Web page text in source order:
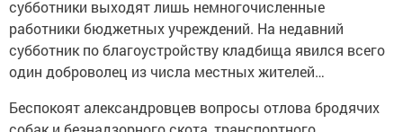
субботники выходят лишь немногочисленные
работники бюджетных учреждений. На недавний
субботник по благоустройству кладбища явился всего
один доброволец из числа местных жителей…
Беспокоят александровцев вопросы отлова бродячих